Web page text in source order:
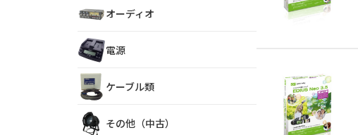
オーディオ
電源
ケーブル類
その他（中古）